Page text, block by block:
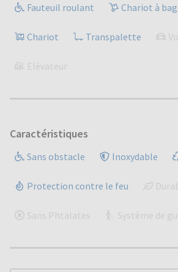
Fauteuil roulant Chariot à
Chariot Transpalette
Elévateur
Caractéristiques
Sans obstacle Inoxydable
Protection contre le feu
Sans Phtalates Système de